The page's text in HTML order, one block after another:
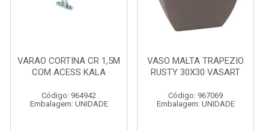
VARAO CORTINA CR 1,5M
COM ACESS KALA
Código: 964942
Embalagem: UNIDADE
VASO MALTA TRAPEZIO
RUSTY 30X30 VASART
Código: 967069
Embalagem: UNIDADE